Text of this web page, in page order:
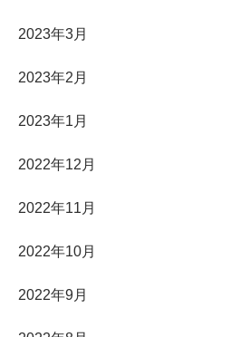
2023年3月
2023年2月
2023年1月
2022年12月
2022年11月
2022年10月
2022年9月